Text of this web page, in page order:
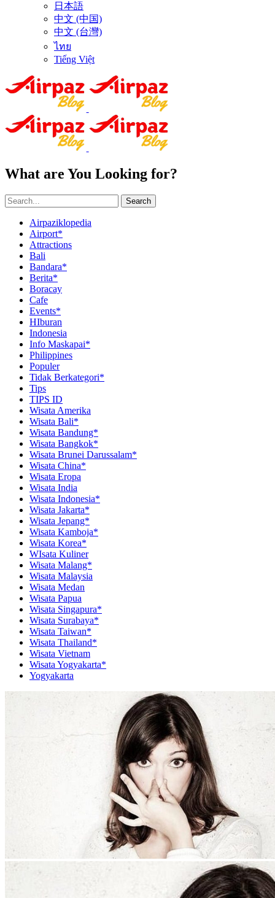
日本語
中文 (中国)
中文 (台灣)
ไทย
Tiếng Việt
What are You Looking for?
Search
Airpaziklopedia
Airport*
Attractions
Bali
Bandara*
Berita*
Boracay
Cafe
Events*
HIburan
Indonesia
Info Maskapai*
Philippines
Populer
Tidak Berkategori*
Tips
TIPS ID
Wisata Amerika
Wisata Bali*
Wisata Bandung*
Wisata Bangkok*
Wisata Brunei Darussalam*
Wisata China*
Wisata Eropa
Wisata India
Wisata Indonesia*
Wisata Jakarta*
Wisata Jepang*
Wisata Kamboja*
Wisata Korea*
WIsata Kuliner
Wisata Malang*
Wisata Malaysia
Wisata Medan
Wisata Papua
Wisata Singapura*
Wisata Surabaya*
Wisata Taiwan*
Wisata Thailand*
Wisata Vietnam
Wisata Yogyakarta*
Yogyakarta